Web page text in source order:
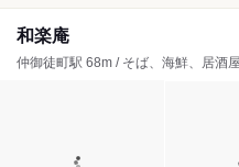
和楽庵
仲御徒町駅 68m / そば、海鮮、居酒屋